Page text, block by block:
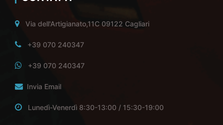
Via dell'Artigianato,11C 09122 Cagliari
+39 070 240347
+39 070 240347
Invia Email
Lunedì-Venerdì 8:30-13:00 / 15:30-19:00